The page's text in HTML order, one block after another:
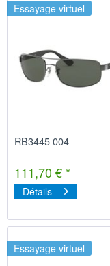
Essayage virtuel
RB3445 004
111,70 € *
Détails
Essayage virtuel